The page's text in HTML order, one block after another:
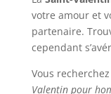
votre amour et
partenaire.
cependant
Vous
Valentin pour